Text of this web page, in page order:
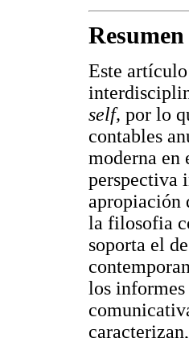
Resumen
Este
self, por lo
contables
moderna en
perspectiva
apropiación
la filosofia
soporta el
los informes